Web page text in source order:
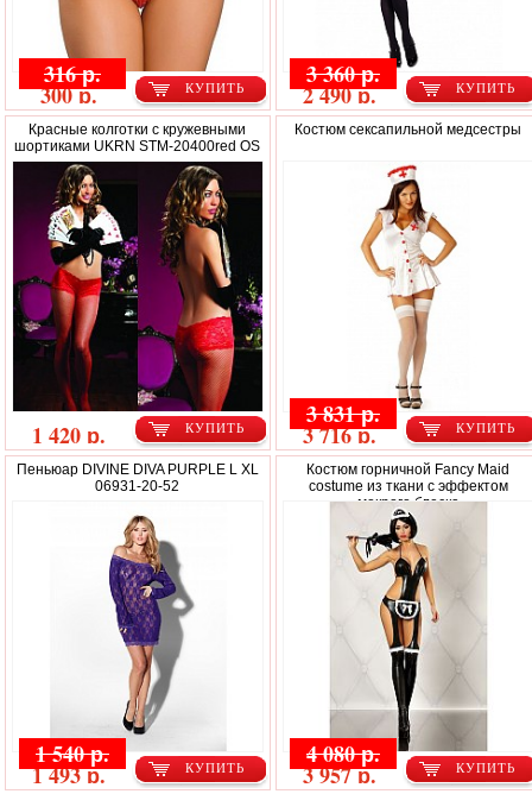
КУПИТЬ
316 р.
300 р. КУПИТЬ
3 360 р.
2 490 р.
Красные колготки с кружевными
шортиками UKRN STM-20400red OS
КУПИТЬ
1 420 р.
Костюм сексапильной медсестры
КУПИТЬ
3 831 р.
3 716 р.
Пеньюар DIVINE DIVA PURPLE L XL
06931-20-52
КУПИТЬ
1 540 р.
1 493 р.
Костюм горничной Fancy Maid
costume из ткани с эффектом
мокрого блеска
КУПИТЬ
4 080 р.
3 957 р.